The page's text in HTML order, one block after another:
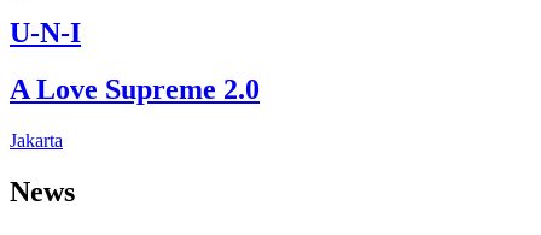
U-N-I
A Love Supreme 2.0
Jakarta
News